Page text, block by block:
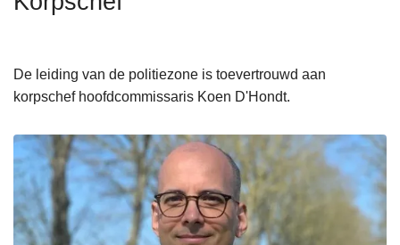
De leiding van de politiezone is toevertrouwd aan
korpschef hoofdcommissaris Koen D'Hondt.